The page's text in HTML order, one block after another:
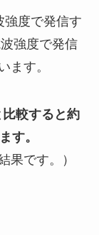
強度で発信す
強度で発信
ます。
較すると約
す。
果です。）